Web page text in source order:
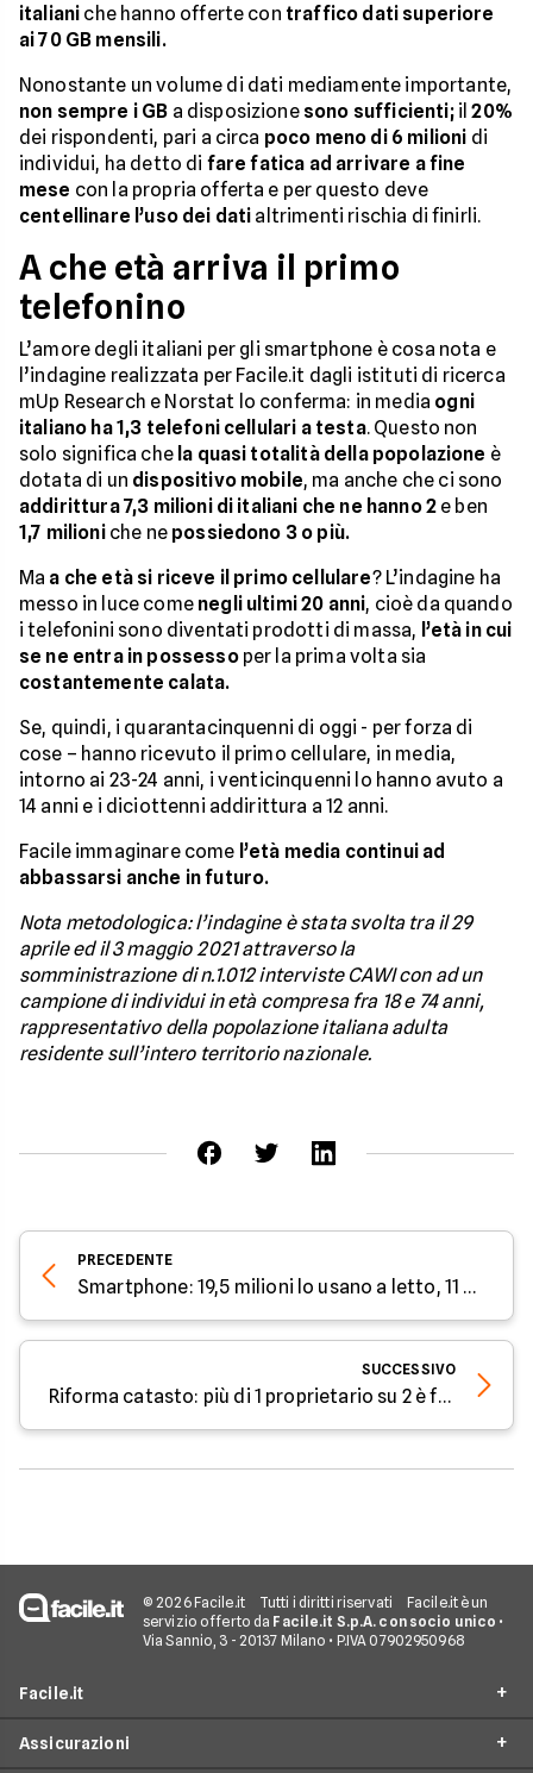
italiani che hanno offerte con traffico dati superiore
ai 70 GB mensili.
Nonostante un volume di dati mediamente importante,
non sempre i GB a disposizione sono sufficienti;il20%
dei rispondenti, pari a circa poco meno di 6 milioni di
individui, ha detto di fare fatica ad arrivare a fine
mese con la propria offerta e per questo deve
centellinare l’uso dei dati altrimenti rischia di finirli.
A che età arriva il primo
telefonino
L’amore degli italiani per gli smartphone è cosa nota e
l’indagine realizzata per Facile.it dagli istituti di ricerca
mUp Research e Norstat lo conferma: in media ogni
italiano ha 1,3 telefoni cellulari a testa. Questo non
solo significa che la quasi totalità della popolazione è
dotata di un dispositivo mobile, ma anche che ci sono
addirittura 7,3 milioni di italiani che ne hanno 2 e ben
1,7 milioniche ne possiedono 3 o più.
Ma a che età si riceve il primo cellulare? L’indagine ha
messo in luce come negli ultimi 20 anni, cioè da quando
i telefonini sono diventati prodotti di massa, l’età in cui
se ne entra in possessoper la prima volta sia
costantemente calata.
Se, quindi, i quarantacinquenni di oggi - per forza di
cose – hanno ricevuto il primo cellulare, in media,
intorno ai 23-24 anni, i venticinquenni lo hanno avuto a
14 anni e i diciottenni addirittura a 12 anni.
Facile immaginare come l’età media continui ad
abbassarsi anche in futuro.
Nota metodologica: l’indagine è stata svolta tra il 29
aprile ed il 3 maggio 2021 attraverso la
somministrazione di n.1.012 interviste CAWI con ad un
campione di individui in età compresa fra 18 e 74 anni,
rappresentativo della popolazione italiana adulta
residente sull’intero territorio nazionale.
PRECEDENTE
Smartphone: 19,5 milioni lo usano a letto, 11 milioni se lo portano in bagno
SUCCESSIVO
Riforma catasto: più di 1 proprietario su 2 è favorevole
© 2026 Facile.it Tutti i diritti riservati
Facile.it è un
servizio offerto da Facile.it S.p.A. con socio unico •
Via Sannio, 3 - 20137 Milano • P.IVA 07902950968
Facile.it
Assicurazioni